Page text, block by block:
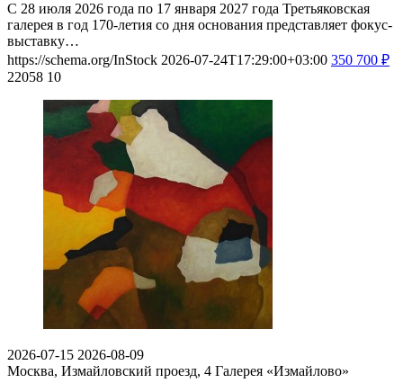
С 28 июля 2026 года по 17 января 2027 года Третьяковская
галерея в год 170-летия со дня основания представляет фокус-
выставку…
https://schema.org/InStock 2026-07-24T17:29:00+03:00 350 700 ₽
22058 10
2026-07-15 2026-08-09
Москва, Измайловский проезд, 4 Галерея «Измайлово»